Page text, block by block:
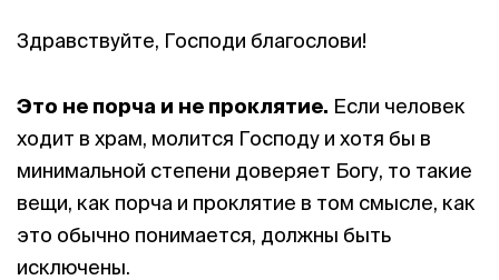
Здравствуйте, Господи благослови!
Это не порча и не проклятие. Если человек
ходит в храм, молится Господу и хотя бы в
минимальной степени доверяет Богу, то такие
вещи, как порча и проклятие в том смысле, как
это обычно понимается, должны быть
исключены.